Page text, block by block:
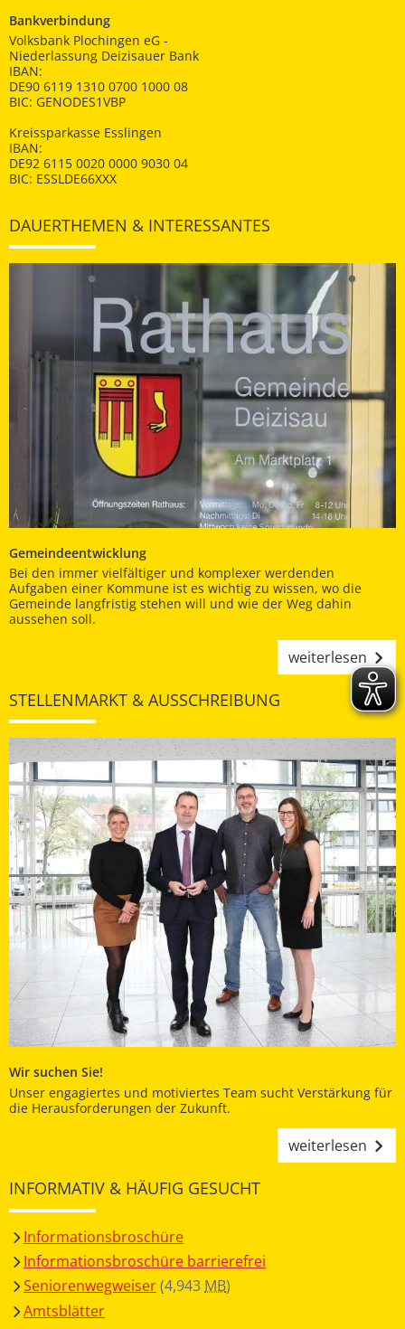
Bankverbindung
Volksbank Plochingen eG -
Niederlassung Deizisauer Bank
IBAN:
DE90 6119 1310 0700 1000 08
BIC: GENODES1VBP
Kreissparkasse Esslingen
IBAN:
DE92 6115 0020 0000 9030 04
BIC: ESSLDE66XXX
DAUERTHEMEN & INTERESSANTES
Gemeindeentwicklung
Bei den immer vielfältiger und komplexer werdenden
Aufgaben einer Kommune ist es wichtig zu wissen, wo die
Gemeinde langfristig stehen will und wie der Weg dahin
aussehen soll.
weiterlesen
STELLENMARKT & AUSSCHREIBUNG
Wir suchen Sie!
Unser engagiertes und motiviertes Team sucht Verstärkung für
die Herausforderungen der Zukunft.
weiterlesen
INFORMATIV & HÄUFIG GESUCHT
Informationsbroschüre
Informationsbroschüre barrierefrei
Seniorenwegweiser(4,943MB)
Amtsblätter